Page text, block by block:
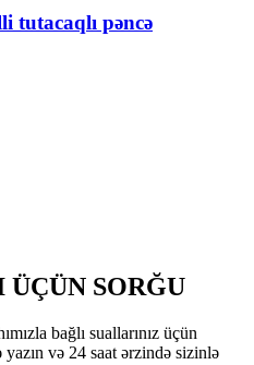
tutacaqlı pəncə
SORĞU
bağlı suallarınız üçün
və 24 saat ərzində sizinlə